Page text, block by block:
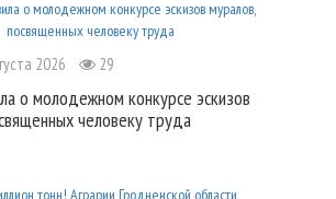
2026 29
о молодежном конкурсе эскизов
человеку труда